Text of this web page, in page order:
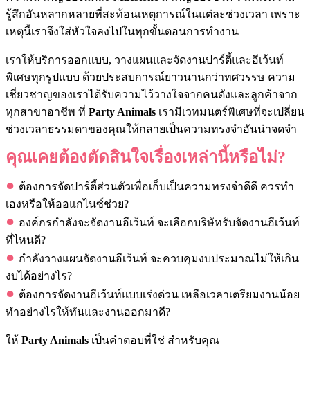
รู้สึกอันหลากหลายที่สะท้อนเหตุการณ์ในแต่ละช่วงเวลา เพราะ
เหตุนี้เราจึงใส่หัวใจลงไปในทุกขั้นตอนการทำงาน
เราให้บริการออกแบบ, วางแผนและจัดงานปาร์ตี้และอีเว้นท์
พิเศษทุกรูปแบบ ด้วยประสบการณ์ยาวนานกว่าทศวรรษ ความ
เชี่ยวชาญของเราได้รับความไว้วางใจจากคนดังและลูกค้าจาก
ทุกสาขาอาชีพ ที่ Party Animals เรามีเวทมนตร์พิเศษที่จะเปลี่ยน
ช่วงเวลาธรรมดาของคุณให้กลายเป็นความทรงจำอันน่าจดจำ
คุณเคยต้องตัดสินใจเรื่องเหล่านี้หรือไม่?
● ต้องการจัดปาร์ตี้ส่วนตัวเพื่อเก็บเป็นความทรงจำดีดี ควรทำ
เองหรือให้ออแกไนซ์ช่วย?
● องค์กรกำลังจะจัดงานอีเว้นท์ จะเลือกบริษัทรับจัดงานอีเว้นท์
ที่ไหนดี?
● กำลังวางแผนจัดงานอีเว้นท์ จะควบคุมงบประมาณไม่ให้เกิน
งบได้อย่างไร?
● ต้องการจัดงานอีเว้นท์แบบเร่งด่วน เหลือเวลาเตรียมงานน้อย
ทำอย่างไรให้ทันและงานออกมาดี?
ให้ Party Animals เป็นคำตอบที่ใช่ สำหรับคุณ